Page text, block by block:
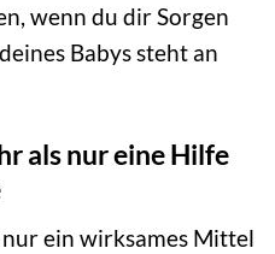
wenn du dir Sorgen
Babys steht an
als nur eine Hilfe
ein wirksames Mittel